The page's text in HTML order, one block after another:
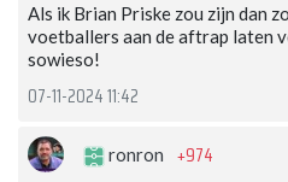
Als ik Brian Priske zou zijn dan
voetballers aan de aftrap laten
sowieso!
07-11-2024 11:42
ronron +974